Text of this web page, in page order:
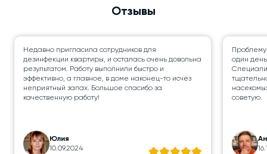
Отзывы
Недавно пригласила сотрудников для
дезинфекции квартиры, и осталась очень довольна
результатом. Работу выполнили быстро и
эффективно, а главное, в доме наконец-то исчез
неприятный запах. Большое спасибо за
качественную работу!
Юлия
10.09.2024
один
советую.